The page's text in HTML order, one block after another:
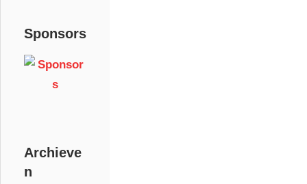
Sponsors
Archieve
n